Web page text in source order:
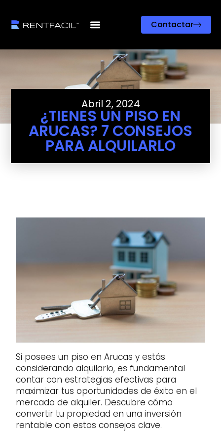
Contactar
Abril 2, 2024
¿TIENES UN PISO EN
ARUCAS? 7 CONSEJOS
PARA ALQUILARLO
Si posees un piso en Arucas y estás
considerando alquilarlo, es fundamental
contar con estrategias efectivas para
maximizar tus oportunidades de éxito en el
mercado de alquiler. Descubre cómo
convertir tu propiedad en una inversión
rentable con estos consejos clave.